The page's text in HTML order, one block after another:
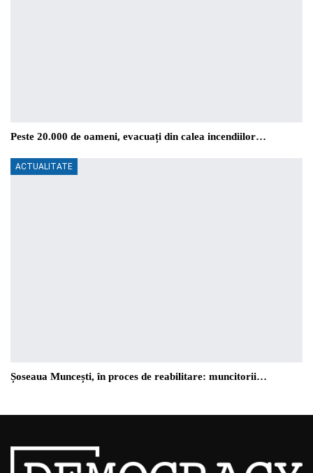
Peste 20.000 de oameni, evacuați din calea incendiilor…
ACTUALITATE
Șoseaua Muncești, în proces de reabilitare: muncitorii…